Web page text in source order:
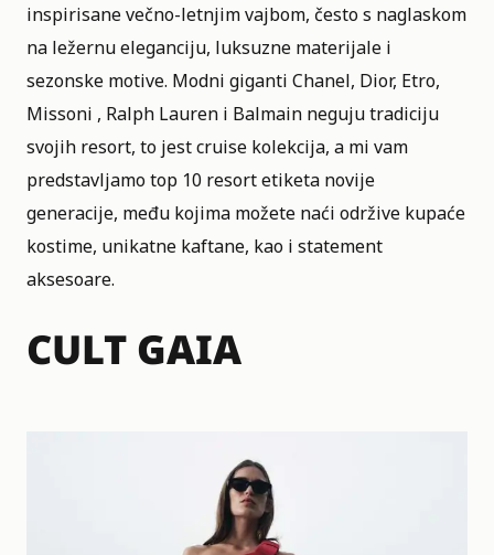
inspirisane večno-letnjim vajbom, često s naglaskom
na ležernu eleganciju, luksuzne materijale i
sezonske motive. Modni giganti Chanel, Dior, Etro,
Missoni , Ralph Lauren i Balmain neguju tradiciju
svojih resort, to jest cruise kolekcija, a mi vam
predstavljamo top 10 resort etiketa novije
generacije, među kojima možete naći održive kupaće
kostime, unikatne kaftane, kao i statement
aksesoare.
CULT GAIA